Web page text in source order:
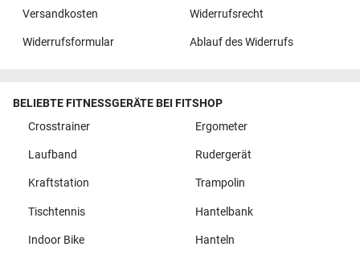
Versandkosten Widerrufsrecht
Widerrufsformular Ablauf des Widerrufs
BELIEBTE FITNESSGERÄTE BEI FITSHOP
Crosstrainer
Ergometer
Laufband Rudergerät
Kraftstation Trampolin
Tischtennis Hantelbank
Indoor Bike Hanteln